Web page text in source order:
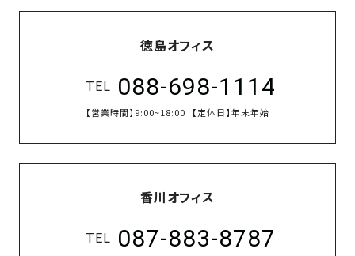
徳島オフィス
TEL 088-698-1114
【営業時間】 9:00~18:00 【定休日】年末年始
香川オフィス
TEL 087-883-8787